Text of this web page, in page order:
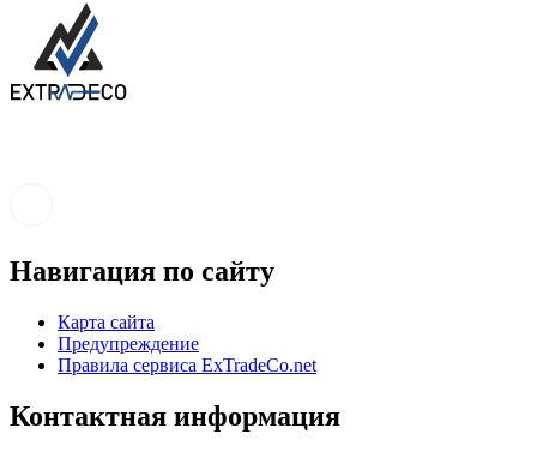
Навигация по сайту
Карта сайта
Предупреждение
Правила сервиса ExTradeCo.net
Контактная информация